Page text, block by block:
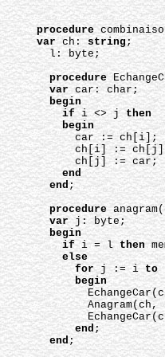
procedure
var ch: string;
l: byte;
procedure
var car: char;
begin
if i <> j then
begin
car := ch[i];
ch[i] :=
ch[j] := car;
end
end;
procedure
var j: byte;
begin
if i = l then
else
for j := i to
begin
end;
end;